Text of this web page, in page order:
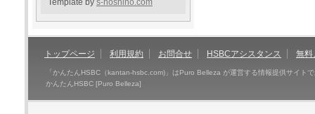
Template by s-hoshino.com
トップページ 利用規約 お問合せ HSBCアシスタンス 無料
「かんたんHSBC（kantan-hsbc.com)」はPuro Belleza が運営する情報提供サイト
かんたんHSBC [Puro Belleza]